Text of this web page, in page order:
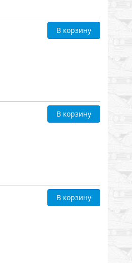
В корзину
В корзину
В корзину